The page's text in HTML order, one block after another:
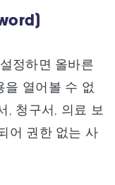
정하면 올바른
을 열어볼 수 없
, 청구서, 의료 보
어 권한 없는 사